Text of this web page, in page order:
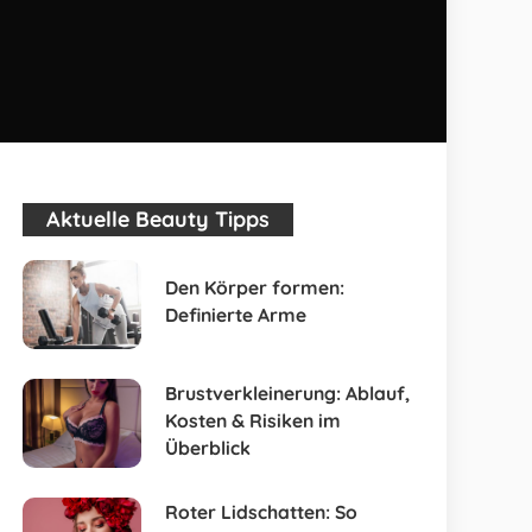
Aktuelle Beauty Tipps
Den Körper formen:
Definierte Arme
Brustverkleinerung: Ablauf,
Kosten & Risiken im
Überblick
Roter Lidschatten: So